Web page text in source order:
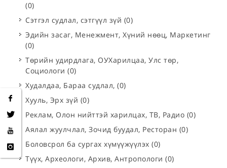
(0)
Сэтгэл судлал, сэтгүүл зүй (0)
Эдийн засаг, Менежмент, Хүний нөөц, Маркетинг
(0)
Төрийн удирдлага, ОУХарилцаа, Улс төр,
Социологи (0)
Худалдаа, Бараа судлал, (0)
Хууль, Эрх зүй (0)
Реклам, Олон нийттэй харилцах, ТВ, Радио (0)
Аялал жуулчлал, Зочид буудал, Ресторан (0)
Боловсрол ба сургах хүмүүжүүлэх (0)
Түүх, Археологи, Архив, Антропологи (0)